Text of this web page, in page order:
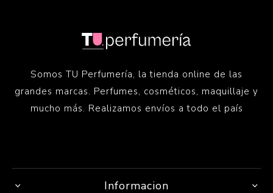
Somos TU Perfumería, la tienda online de las
grandes marcas. Perfumes, cosméticos, maquillaje y
mucho más. Realizamos envíos a todo el país
Informacion